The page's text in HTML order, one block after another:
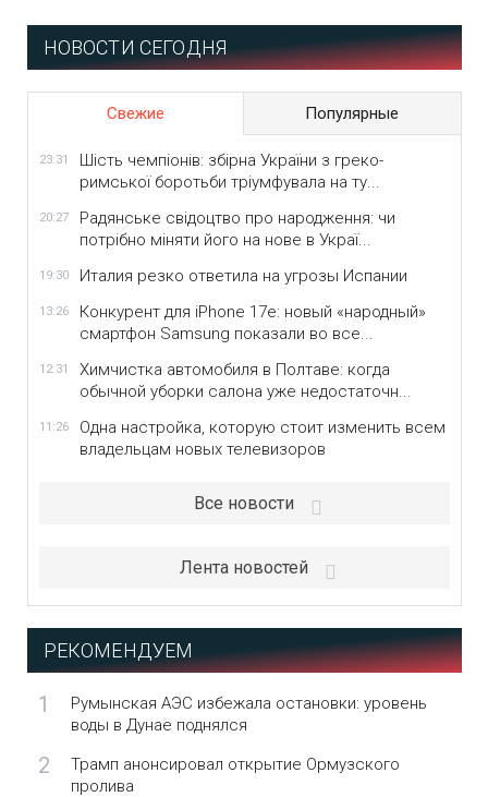
НОВОСТИ СЕГОДНЯ
Свежие Популярные
23:31
Шість чемпіонів: збірна України з греко-
римської боротьби тріумфувала на ту...
20:27
Радянське свідоцтво про народження: чи
потрібно міняти його на нове в Украї...
19:30 Италия резко ответила на угрозы Испании
13:26
Конкурент для iPhone 17e: новый «народный»
смартфон Samsung показали во все...
12:31
Химчистка автомобиля в Полтаве: когда
обычной уборки салона уже недостаточн...
11:26
Одна настройка, которую стоит изменить всем
владельцам новых телевизоров
Все новости
Лента новостей
РЕКОМЕНДУЕМ
1
Румынская АЭС избежала остановки: уровень
воды в Дунае поднялся
2
Трамп анонсировал открытие Ормузского
пролива